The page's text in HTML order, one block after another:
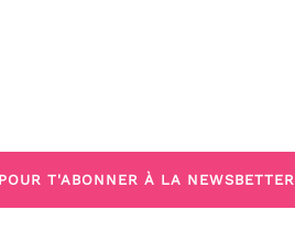
T'ABONNER À LA NEWSBETTER